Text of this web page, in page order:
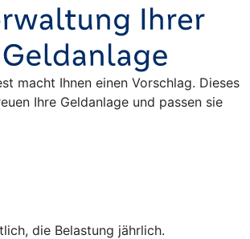
macht Ihnen einen Vorschlag. Dieses
Ihre Geldanlage und passen sie
die Belastung jährlich.